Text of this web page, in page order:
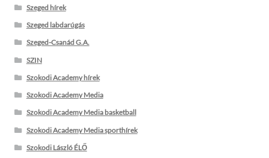
Szeged hírek
Szeged labdarúgás
Szeged-Csanád G.A.
SZIN
Szokodi Academy hírek
Szokodi Academy Media
Szokodi Academy Media basketball
Szokodi Academy Media sporthírek
Szokodi László ÉLŐ